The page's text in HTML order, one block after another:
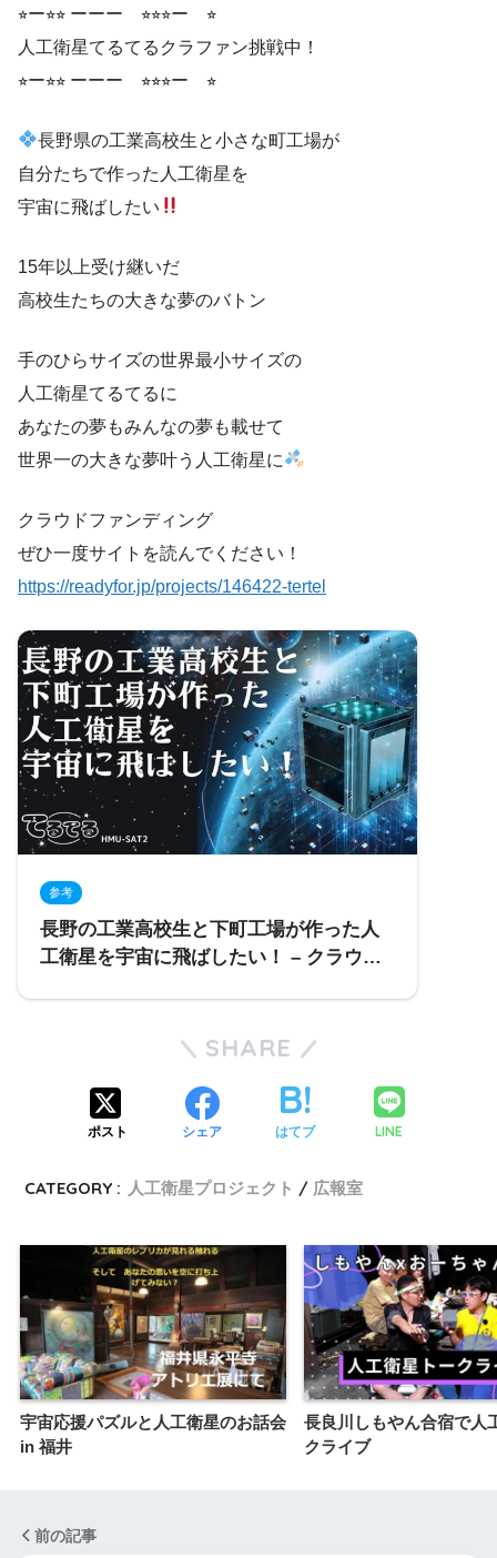
⭐︎ー⭐︎⭐︎ ーーー ⭐︎⭐︎⭐︎ー ⭐︎
人工衛星てるてるクラファン挑戦中！
⭐︎ー⭐︎⭐︎ ーーー ⭐︎⭐︎⭐︎ー ⭐︎
長野県の工業高校生と小さな町工場が
自分たちで作った人工衛星を
宇宙に飛ばしたい
15年以上受け継いだ
高校生たちの大きな夢のバトン
手のひらサイズの世界最小サイズの
人工衛星てるてるに
あなたの夢もみんなの夢も載せて
世界一の大きな夢叶う人工衛星に
クラウドファンディング
ぜひ一度サイトを読んでください！
https://readyfor.jp/projects/146422-tertel
参考
長野の工業高校生と下町工場が作った人
工衛星を宇宙に飛ばしたい！ – クラウド
SHARE
ポスト シェア はてブ LINE
CATEGORY : 人工衛星プロジェクト 広報室
宇宙応援パズルと人工衛星のお話会
in 福井
長良川しもやん合宿で人
クライブ
前の記事